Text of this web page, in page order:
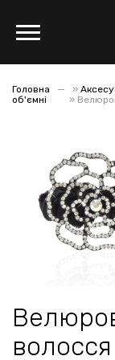
Головна »
об'ємні
»